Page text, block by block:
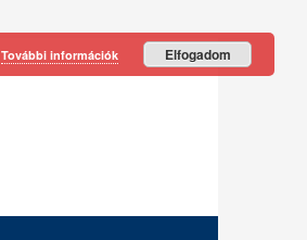
További információk Elfogadom